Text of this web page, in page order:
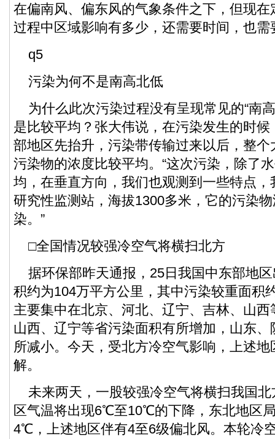
在偏南风、偏东风的气象条件之下，但现
过程中区域影响有多少，还需要时间，也
q5
污染为何不是南高北低
为什么此次污染过程没有呈现常见的“南
是比较平均？张大伟说，在污染发生的时
部地区先抬升，污染带传输过来以后，整
污染物的浓度比较平均。“这次污染，除了
均，在垂直方向，我们也观测到一些特点
研究性监测站，海拔1300多米，它的污染
染。”
□全国情况较强冷空气将横扫北方
据环保部昨天通报，25日我国中东部地
积约为104万平方公里，其中污染较重面积
主要集中在北京、河北、辽宁、吉林、山
山西、辽宁等省污染面积有所增加，山东
所减小。今天，受北方冷空气影响，上述
解。
未来两天，一股较强冷空气将横扫我国北
区气温将出现6℃至10℃的下降，东北地区
4℃，上述地区伴有4至6级偏北风。本轮冷